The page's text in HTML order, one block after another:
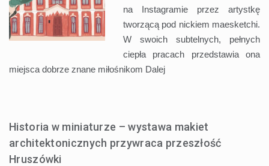
na Instagramie przez artystkę
tworzącą pod nickiem maesketchi.
W swoich subtelnych, pełnych
ciepła pracach przedstawia ona
miejsca dobrze znane miłośnikom Dalej
Historia w miniaturze – wystawa makiet
architektonicznych przywraca przeszłość
Hruszówki